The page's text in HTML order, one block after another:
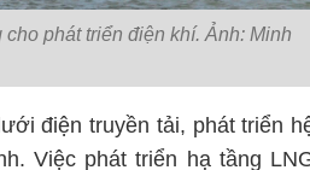
phát triển điện khí. Ảnh: Minh
điện truyền tải, phát triển
Việc phát triển hạ tầng